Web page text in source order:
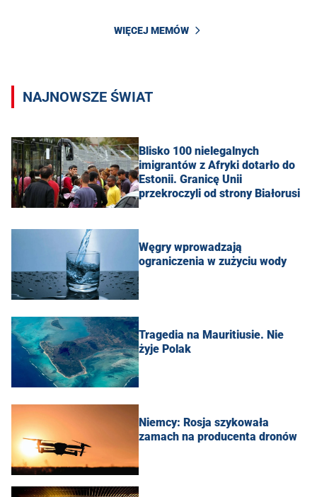
WIĘCEJ MEMÓW
NAJNOWSZE ŚWIAT
Blisko 100 nielegalnych
imigrantów z Afryki dotarło do
Estonii. Granicę Unii
przekroczyli od strony Białorusi
Węgry wprowadzają
ograniczenia w zużyciu wody
Tragedia na Mauritiusie. Nie
żyje Polak
Niemcy: Rosja szykowała
zamach na producenta dronów